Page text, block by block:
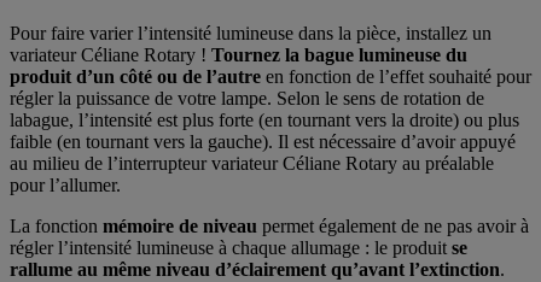
Pour faire varier l’intensité lumineuse dans la pièce, installez un
variateur Céliane Rotary ! Tournez la bague lumineuse du
produit d’un côté ou de l’autre en fonction de l’effet souhaité pour
régler la puissance de votre lampe. Selon le sens de rotation de
labague, l’intensité est plus forte (en tournant vers la droite) ou plus
faible (en tournant vers la gauche). Il est nécessaire d’avoir appuyé
au milieu de l’interrupteur variateur Céliane Rotary au préalable
pour l’allumer.
La fonction mémoire de niveau permet également de ne pas avoir à
régler l’intensité lumineuse à chaque allumage : le produitse
rallume au même niveau d’éclairement qu’avant l’extinction.